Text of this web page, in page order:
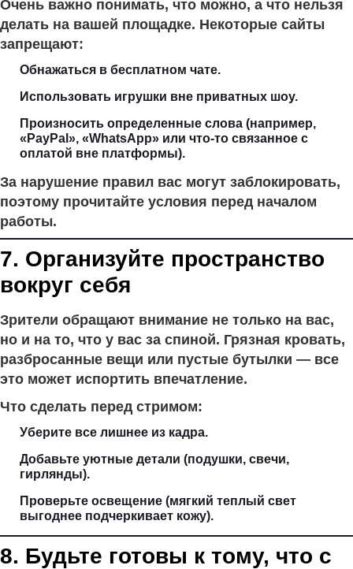
Очень важно понимать, что можно, а что нельзя
делать на вашей площадке. Некоторые сайты
запрещают:
Обнажаться в бесплатном чате.
Использовать игрушки вне приватных шоу.
Произносить определенные слова (например,
«PayPal», «WhatsApp» или что-то связанное с
оплатой вне платформы).
За нарушение правил вас могут заблокировать,
поэтому прочитайте условия перед началом
работы.
7. Организуйте пространство
вокруг себя
Зрители обращают внимание не только на вас,
но и на то, что у вас за спиной. Грязная кровать,
разбросанные вещи или пустые бутылки — все
это может испортить впечатление.
Что сделать перед стримом:
Уберите все лишнее из кадра.
Добавьте уютные детали (подушки, свечи,
гирлянды).
Проверьте освещение (мягкий теплый свет
выгоднее подчеркивает кожу).
8. Будьте готовы к тому, что с